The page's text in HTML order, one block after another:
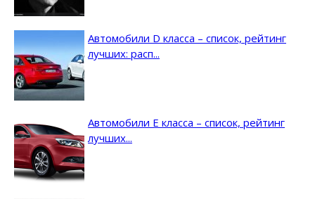
Автомобили D класса – список, рейтинг
лучших: расп...
Автомобили E класса – список, рейтинг
лучших...